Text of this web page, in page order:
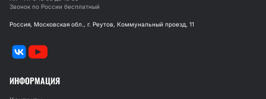
Звонок по России бесплатный
Россия, Московская обл., г. Реутов, Коммунальный проезд, 11
ИНФОРМАЦИЯ